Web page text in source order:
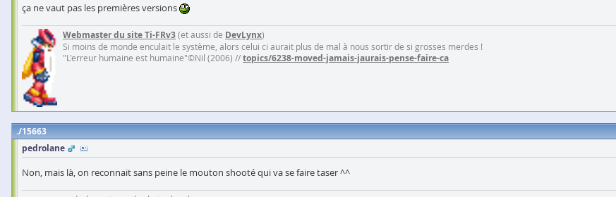
ça ne vaut pas les premières versions
Webmaster du site Ti-FRv3(et aussi de DevLynx)
Si moins de monde enculait le système, alors celui ci aurait plus de mal à nous sortir de si grosses merdes !
"L'erreur humaine est humaine"©Nil (2006) //topics/6238-moved-jamais-jaurais-pense-faire-ca
15663
pedrolane
Non, mais là, on reconnait sans peine le mouton shooté qui va se faire taser ^^